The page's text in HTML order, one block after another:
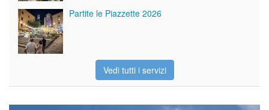
Partite le Piazzette 2026
Vedi tutti i servizi